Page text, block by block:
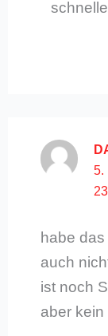
5.
habe
auch
ist noch
aber kein